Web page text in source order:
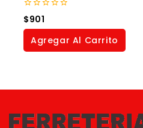
0
out
of
$901
Agregar Al Carrito